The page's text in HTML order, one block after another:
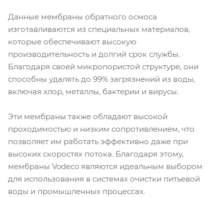
Данные мембраны обратного осмоса
изготавливаются из специальных материалов,
которые обеспечивают высокую
производительность и долгий срок службы.
Благодаря своей микропористой структуре, они
способны удалять до 99% загрязнений из воды,
включая хлор, металлы, бактерии и вирусы.
Эти мембраны также обладают высокой
проходимостью и низким сопротивлением, что
позволяет им работать эффективно даже при
высоких скоростях потока. Благодаря этому,
мембраны Vodeco являются идеальным выбором
для использования в системах очистки питьевой
воды и промышленных процессах.